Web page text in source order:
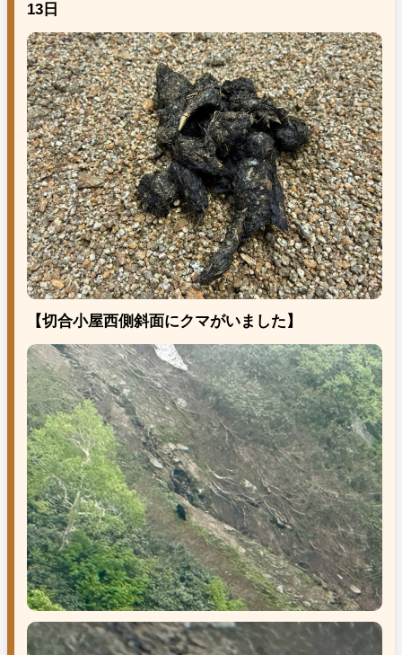
13日
【切合小屋西側斜面にクマがいました】